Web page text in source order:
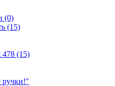
(0)
(15)
478 (15)
ручки!"